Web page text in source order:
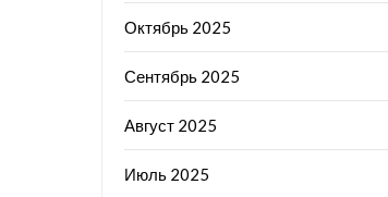
Октябрь 2025
Сентябрь 2025
Август 2025
Июль 2025